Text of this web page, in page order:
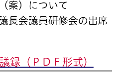
）について
会議員研修会の出席
録（ＰＤＦ形式）